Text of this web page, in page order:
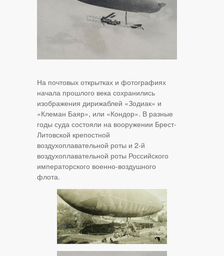
На почтовых открытках и фотографиях
начала прошлого века сохранились
изображения дирижаблей «Зодиак» и
«Клеман Баяр», или «Кондор». В разные
годы суда состояли на вооружении Брест-
Литовской крепостной
воздухоплавательной роты и 2-й
воздухоплавательной роты Российского
императорского военно-воздушного
флота.